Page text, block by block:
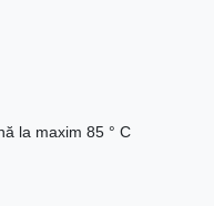
la maxim 85 ° C